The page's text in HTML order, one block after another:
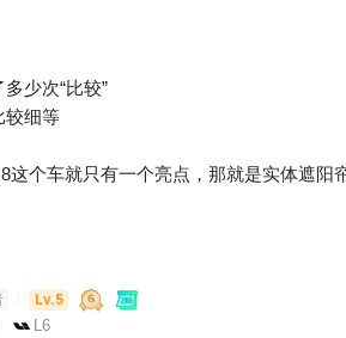
少次“比较”
较细等
这个车就只有一个亮点，那就是实体遮阳
Lv.5
L6